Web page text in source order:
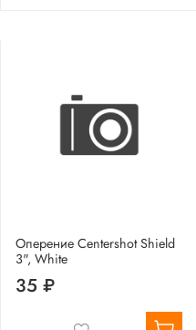
Оперение Centershot Shield
3", White
35 ₽